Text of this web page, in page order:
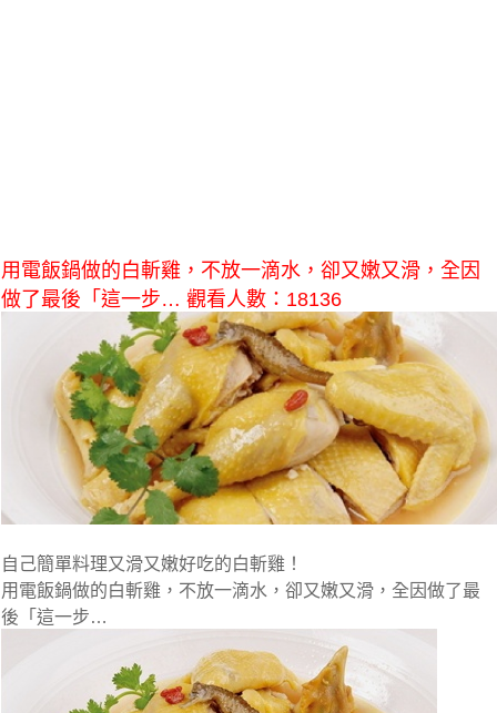
用電飯鍋做的白斬雞，不放一滴水，卻又嫩又滑，全因
做了最後「這一步… 觀看人數：18136
自己簡單料理又滑又嫩好吃的白斬雞！
用電飯鍋做的白斬雞，不放一滴水，卻又嫩又滑，全因做了最
後「這一步…